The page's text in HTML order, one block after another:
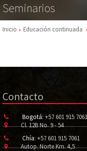
Seminarios
Inicio Educación continuada
Contacto
Bogotá: +57 601 915 7061
Cl. 12B No. 9 - 54
Chía: +57 601 915 7061
Autop. Norte Km. 4,5